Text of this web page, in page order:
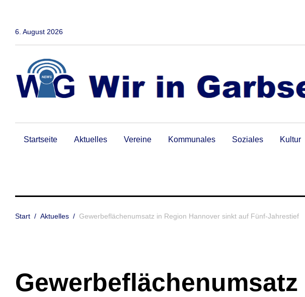
6. August 2026
Startseite Aktuelles Vereine Kommunales Soziales Kultur
Start / Aktuelles / Gewerbeflächenumsatz in Region Hannover sinkt auf Fünf-Jahrestief